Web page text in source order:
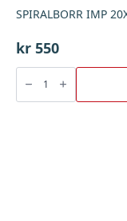
SPIRALBORR IMP
kr 550
SPIRALBORR
20X460MM
MILW